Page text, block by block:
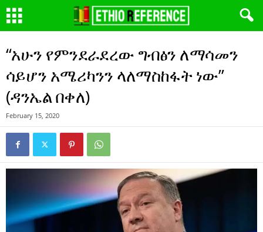
“አሁን የምንደራደረው ግብፅን ለማሳመን
ሳይሆን አሜሪካንን ላለማስከፋት ነው”
(ዳንኤል በቀለ)
February 15, 2020